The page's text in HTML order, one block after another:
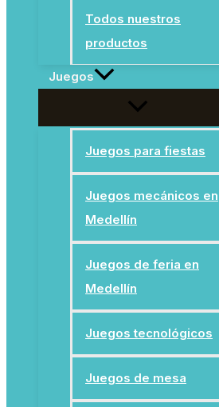
Todos nuestros
productos
Juegos
Juegos para fiestas
Juegos mecánicos en
Medellín
Juegos de feria en
Medellín
Juegos tecnológicos
Juegos de mesa